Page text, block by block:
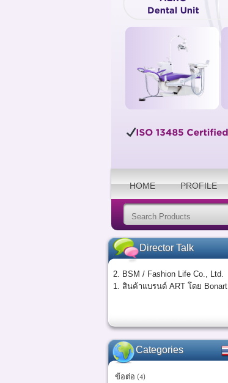
HOME PROFILE
Director Talk
2. BSM / Fashion Life Co., Ltd.
1. สินค้าแบรนด์ ART โดย Bonart
Categories
ข้อต่อ (4)